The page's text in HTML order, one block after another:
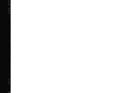
In Ihrer Nähe